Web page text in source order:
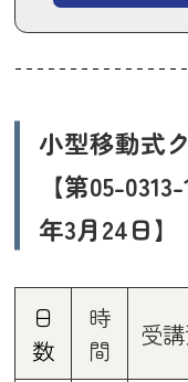
小型移動式
【第05-
年3月24日】
日
数
時
間
受